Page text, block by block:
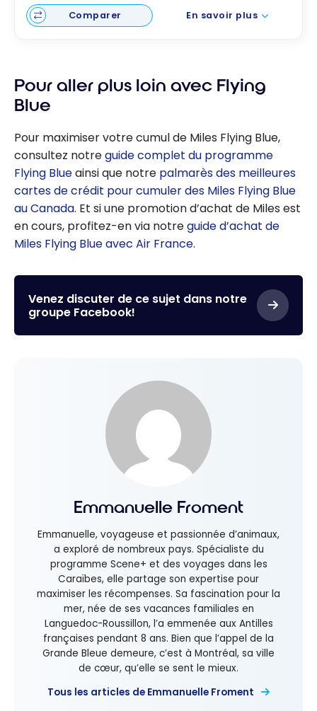
Comparer En savoir plus
Pour aller plus loin avec Flying
Blue
Pour maximiser votre cumul de Miles Flying Blue,
consultez notreguide complet du programme
Flying Blueainsi que notre palmarès des meilleures
cartes de crédit pour cumuler des Miles Flying Blue
au Canada. Et si une promotion d’achat de Miles est
en cours, profitez-en via notreguide d’achat de
Miles Flying Blue avec Air France.
Venez discuter de ce sujet dans notre
groupe Facebook!
Emmanuelle Froment
Emmanuelle, voyageuse et passionnée d’animaux,
a exploré de nombreux pays. Spécialiste du
programme Scene+ et des voyages dans les
Caraïbes, elle partage son expertise pour
maximiser les récompenses. Sa fascination pour la
mer, née de ses vacances familiales en
Languedoc-Roussillon, l’a emmenée aux Antilles
françaises pendant 8 ans. Bien que l’appel de la
Grande Bleue demeure, c’est à Montréal, sa ville
de cœur, qu’elle se sent le mieux.
Tous les articles de Emmanuelle Froment